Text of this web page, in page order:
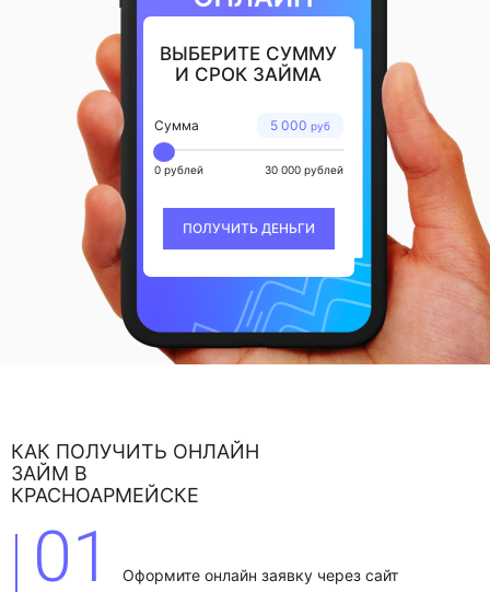
ВЫБЕРИТЕ СУММУ
И СРОК ЗАЙМА
5 000 руб
Сумма
0 рублей 30 000 рублей
ПОЛУЧИТЬ ДЕНЬГИ
КАК ПОЛУЧИТЬ ОНЛАЙН
ЗАЙМ В
КРАСНОАРМЕЙСКЕ
01 Оформите онлайн заявку через сайт